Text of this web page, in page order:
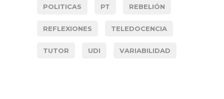
POLITICAS PT REBELIÓN
REFLEXIONES TELEDOCENCIA
TUTOR UDI VARIABILIDAD